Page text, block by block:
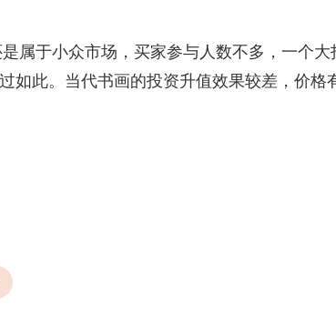
于小众市场，买家参与人数不多，一个大
如此。当代书画的投资升值效果较差，价